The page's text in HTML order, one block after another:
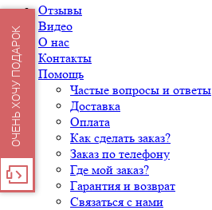
Отзывы
Видео
О нас
Контакты
Помощь
Частые вопросы и ответы
Доставка
Оплата
Как сделать заказ?
Заказ по телефону
Где мой заказ?
Гарантия и возврат
Связаться с нами
ОЧЕНЬ ХОЧУ ПОДАРОК